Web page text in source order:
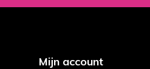
Mijn account